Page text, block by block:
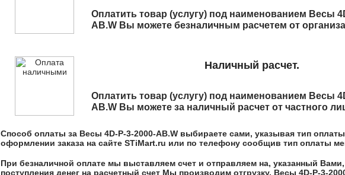
Оплатить товар (услугу) под наименованием Весы
AB.W Вы можете безналичным расчетем от
Наличный расчет.
Оплатить товар (услугу) под наименованием Весы
AB.W Вы можете за наличный расчет от частного
Способ оплаты за Весы 4D-P-3-2000-AB.W выбираете сами, указывая тип
оформлении заказа на сайте STiMart.ru или по телефону сообщив тип оплаты
При безналичной оплате мы выставляем счет и отправляем на, указанный
поступления денег на расчетный счет Мы производим отгрузку. Весы 4D-P-3-